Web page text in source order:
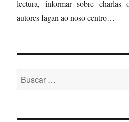
lectura, informar sobre charlas
autores fagan ao noso centro…
Buscar: